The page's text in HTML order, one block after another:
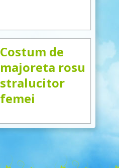
Costum de
majoreta rosu
stralucitor
femei